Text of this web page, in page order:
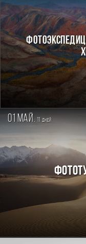
01 май. 11 дней